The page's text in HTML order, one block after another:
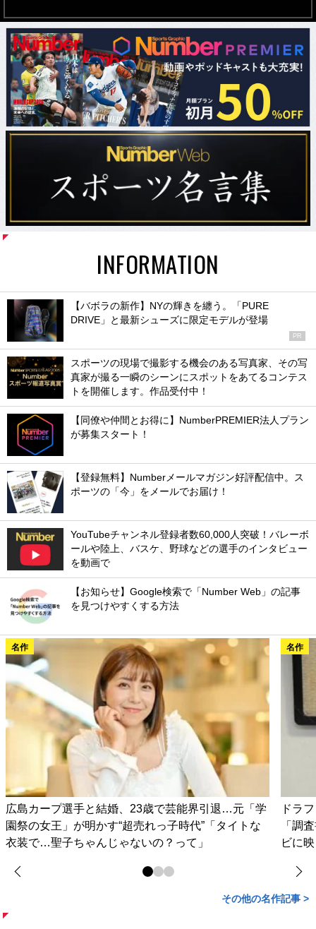
INFORMATION
【バボラの新作】NYの輝きを纏う。「PURE
DRIVE」と最新シューズに限定モデルが登場
PR
スポーツの現場で撮影する機会のある写真家、その写
真家が撮る一瞬のシーンにスポットをあてるコンテス
トを開催します。作品受付中！
【同僚や仲間とお得に】NumberPREMIER法人プラン
が募集スタート！
【登録無料】Numberメールマガジン好評配信中。ス
ポーツの「今」をメールでお届け！
YouTubeチャンネル登録者数60,000人突破！バレーボ
ールや陸上、バスケ、野球などの選手のインタビュー
を動画で
【お知らせ】Google検索で「Number Web」の記事
を見つけやすくする方法
名作
広島カープ選手と結婚、23歳で芸能界引退…元「学
園祭の女王」が明かす“超売れっ子時代”「タイトな
衣装で…聖子ちゃんじゃないの？って」
名作
ドラ
「調
ビに
その他の名作記事 >